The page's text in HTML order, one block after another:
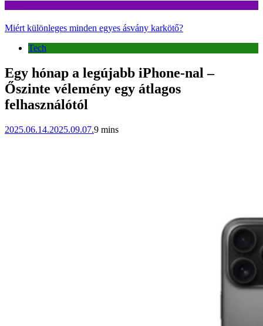
Miért különleges minden egyes ásvány karkötő?
Tech
Egy hónap a legújabb iPhone-nal –
Őszinte vélemény egy átlagos
felhasználótól
2025.06.14.2025.09.07.9 mins